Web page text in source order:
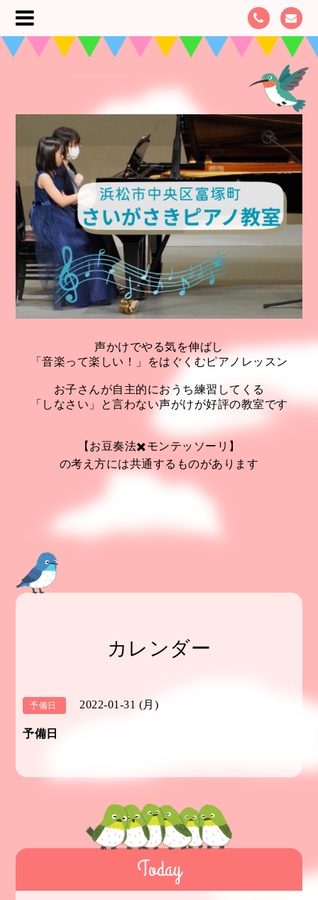
声かけでやる気を伸ばし
「音楽って楽しい！」をはぐくむピアノレッスン
お子さんが自主的におうち練習してくる
「しなさい」と言わない声がけが好評の教室です
【お豆奏法✖️モンテッソーリ】
の考え方には共通するものがあります
カレンダー
予備日 2022-01-31 (月)
予備日
Today